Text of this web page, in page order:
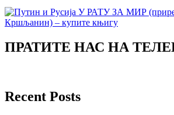
ПРАТИТЕ НАС НА
Recent Posts